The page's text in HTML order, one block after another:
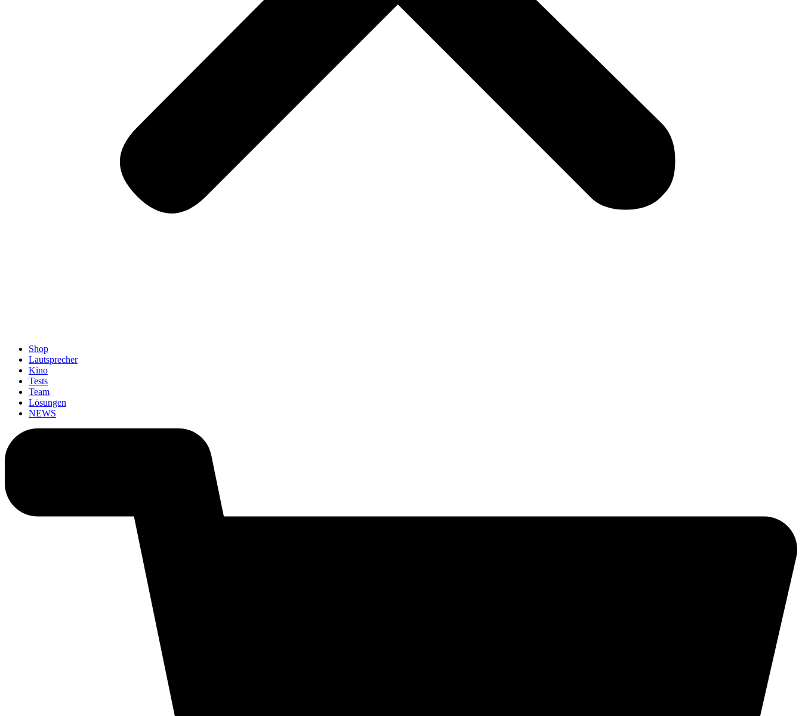
Shop
Lautsprecher
Kino
Tests
Team
Lösungen
NEWS